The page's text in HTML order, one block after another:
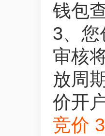
钱包
3、您
审核
放周
价开
竞价